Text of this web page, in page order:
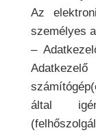
Az
személyes
–
által